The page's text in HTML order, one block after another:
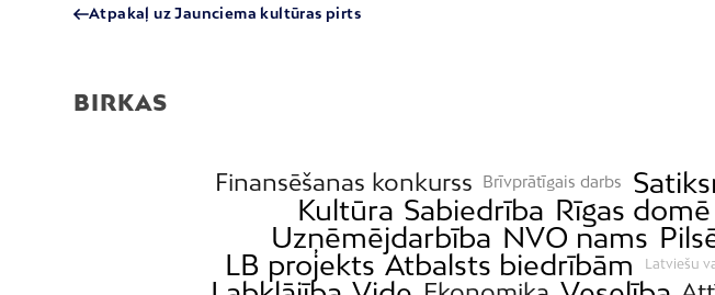
Atpakaļ uz Jaunciema kultūras pirts
BIRKAS
Finansēšanas konkurss Brīvprātīgais darbs
Kultūra Sabiedrība Rīgas domē
Uzņēmējdarbība NVO nams
LB projekts Atbalsts biedrībām Latviešu